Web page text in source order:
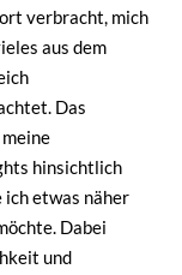
verbracht, mich
aus dem
Das
hinsichtlich
ich etwas näher
Dabei
und